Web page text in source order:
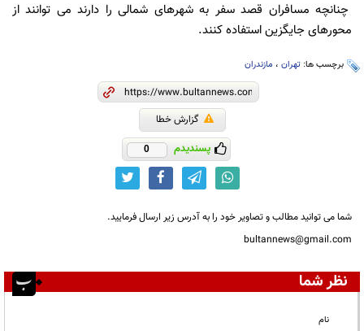
چنانچه مسافران قصد سفر به شهرهای شمالی را دارند می توانند از
محورهای جایگزین استفاده کنند.
برچسب ها: تهران ، مازندران
گزارش خطا
پسندیدم 0
شما می توانید مطالب و تصاویر خود را به آدرس زیر ارسال فرمایید.
bultannews@gmail.com
نظر شما
نام